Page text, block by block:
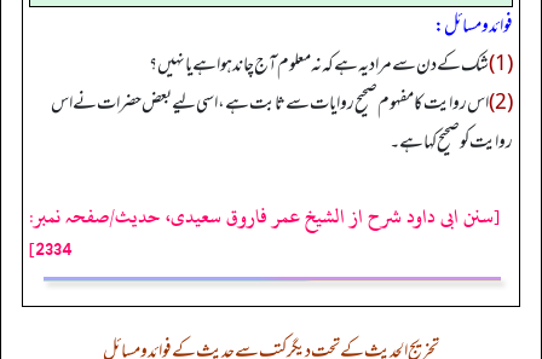
فوائد ومسائل:
(1) شک کے دن سے مراد یہ ہے کہ نہ معلوم آج چاند ہوا ہے یا نہیں؟
(2) اس روایت کا مفہوم صحیح روایات سے ثابت ہے، اسی لیے بعض حضرات نے اس
روایت کو صحیح کہا ہے۔
[سنن ابی داود شرح از الشیخ عمر فاروق سعیدی، حدیث/صفحہ نمبر:
2334]
تخریج الحدیث کے تحت دیگر کتب سے حدیث کے فوائد و مسائل